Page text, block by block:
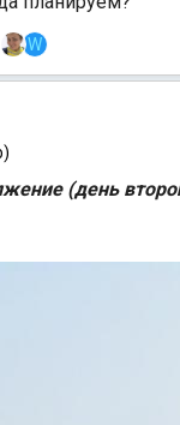
W
(день